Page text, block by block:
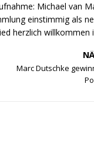
Michael van
einstimmig als
herzlich willkommen
Marc Dutschke